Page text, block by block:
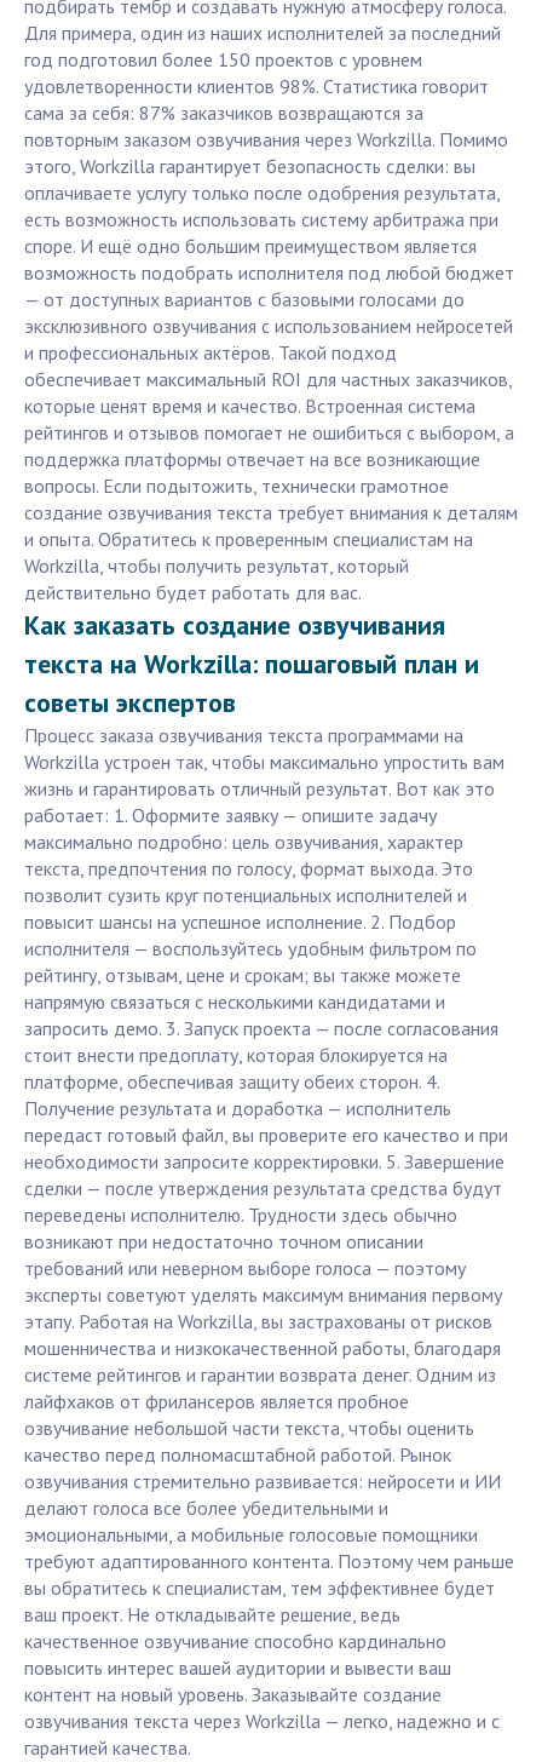
подбирать тембр и создавать нужную атмосферу голоса.
Для примера, один из наших исполнителей за последний
год подготовил более 150 проектов с уровнем
удовлетворенности клиентов 98%. Статистика говорит
сама за себя: 87% заказчиков возвращаются за
повторным заказом озвучивания через Workzilla. Помимо
этого, Workzilla гарантирует безопасность сделки: вы
оплачиваете услугу только после одобрения результата,
есть возможность использовать систему арбитража при
споре. И ещё одно большим преимуществом является
возможность подобрать исполнителя под любой бюджет
— от доступных вариантов с базовыми голосами до
эксклюзивного озвучивания с использованием нейросетей
и профессиональных актёров. Такой подход
обеспечивает максимальный ROI для частных заказчиков,
которые ценят время и качество. Встроенная система
рейтингов и отзывов помогает не ошибиться с выбором, а
поддержка платформы отвечает на все возникающие
вопросы. Если подытожить, технически грамотное
создание озвучивания текста требует внимания к деталям
и опыта. Обратитесь к проверенным специалистам на
Workzilla, чтобы получить результат, который
действительно будет работать для вас.
Как заказать создание озвучивания
текста на Workzilla: пошаговый план и
советы экспертов
Процесс заказа озвучивания текста программами на
Workzilla устроен так, чтобы максимально упростить вам
жизнь и гарантировать отличный результат. Вот как это
работает: 1. Оформите заявку — опишите задачу
максимально подробно: цель озвучивания, характер
текста, предпочтения по голосу, формат выхода. Это
позволит сузить круг потенциальных исполнителей и
повысит шансы на успешное исполнение. 2. Подбор
исполнителя — воспользуйтесь удобным фильтром по
рейтингу, отзывам, цене и срокам; вы также можете
напрямую связаться с несколькими кандидатами и
запросить демо. 3. Запуск проекта — после согласования
стоит внести предоплату, которая блокируется на
платформе, обеспечивая защиту обеих сторон. 4.
Получение результата и доработка — исполнитель
передаст готовый файл, вы проверите его качество и при
необходимости запросите корректировки. 5. Завершение
сделки — после утверждения результата средства будут
переведены исполнителю. Трудности здесь обычно
возникают при недостаточно точном описании
требований или неверном выборе голоса — поэтому
эксперты советуют уделять максимум внимания первому
этапу. Работая на Workzilla, вы застрахованы от рисков
мошенничества и низкокачественной работы, благодаря
системе рейтингов и гарантии возврата денег. Одним из
лайфхаков от фрилансеров является пробное
озвучивание небольшой части текста, чтобы оценить
качество перед полномасштабной работой. Рынок
озвучивания стремительно развивается: нейросети и ИИ
делают голоса все более убедительными и
эмоциональными, а мобильные голосовые помощники
требуют адаптированного контента. Поэтому чем раньше
вы обратитесь к специалистам, тем эффективнее будет
ваш проект. Не откладывайте решение, ведь
качественное озвучивание способно кардинально
повысить интерес вашей аудитории и вывести ваш
контент на новый уровень. Заказывайте создание
озвучивания текста через Workzilla — легко, надежно и с
гарантией качества.